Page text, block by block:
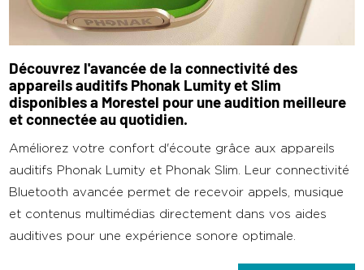
Découvrez l'avancée de la connectivité des
appareils auditifs Phonak Lumity et Slim
disponibles a Morestel pour une audition meilleure
et connectée au quotidien.
Améliorez votre confort d'écoute grâce aux appareils
auditifs Phonak Lumity et Phonak Slim. Leur connectivité
Bluetooth avancée permet de recevoir appels, musique
et contenus multimédias directement dans vos aides
auditives pour une expérience sonore optimale.